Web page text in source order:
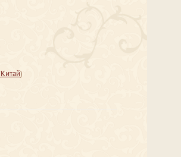
Китай)